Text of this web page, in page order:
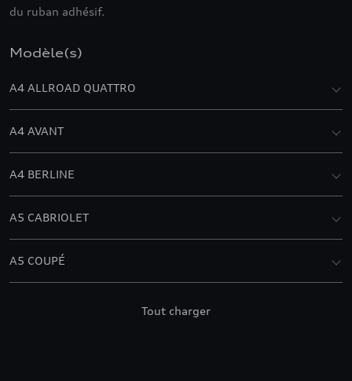
du ruban adhésif.
Modèle(s)
A4 ALLROAD QUATTRO
A4 AVANT
A4 BERLINE
A5 CABRIOLET
A5 COUPÉ
Tout charger